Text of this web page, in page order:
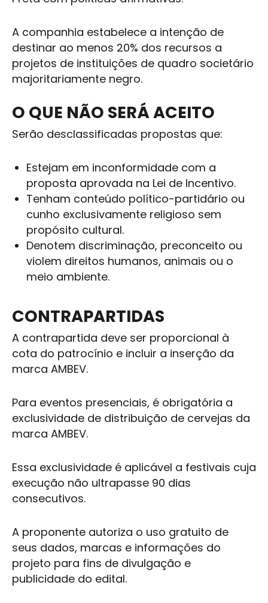
A companhia estabelece a intenção de
destinar ao menos 20% dos recursos a
projetos de instituições de quadro societário
majoritariamente negro.
O QUE NÃO SERÁ ACEITO
Serão desclassificadas propostas que:
Estejam em inconformidade com a
proposta aprovada na Lei de Incentivo.
Tenham conteúdo político-partidário ou
cunho exclusivamente religioso sem
propósito cultural.
Denotem discriminação, preconceito ou
violem direitos humanos, animais ou o
meio ambiente.
CONTRAPARTIDAS
A contrapartida deve ser proporcional à
cota do patrocínio e incluir a inserção da
marca AMBEV.
Para eventos presenciais, é obrigatória a
exclusividade de distribuição de cervejas da
marca AMBEV.
Essa exclusividade é aplicável a festivais cuja
execução não ultrapasse 90 dias
consecutivos.
A proponente autoriza o uso gratuito de
seus dados, marcas e informações do
projeto para fins de divulgação e
publicidade do edital.